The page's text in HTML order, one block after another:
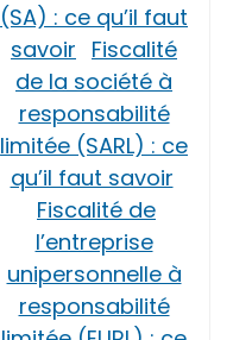
(SA) : ce qu’il faut
savoir Fiscalité
de la société à
responsabilité
limitée (SARL) : ce
qu’il faut savoir
Fiscalité de
l’entreprise
unipersonnelle à
responsabilité